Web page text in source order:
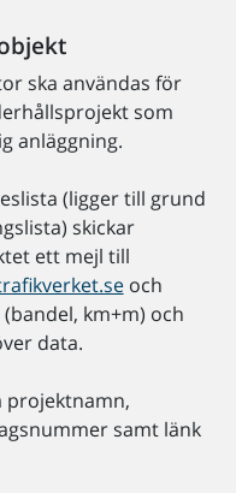
ska användas för
som
anläggning.
(ligger till grund
skickar
ett mejl till
och
km+m) och
data.
projektnamn,
samt länk